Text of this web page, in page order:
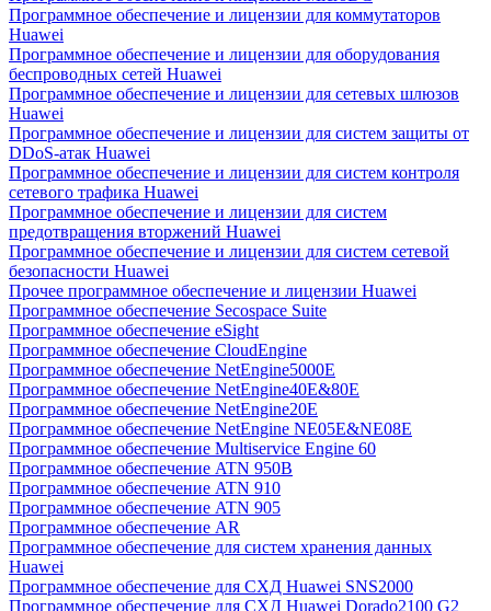
Программное обеспечение и лицензии для коммутаторов
Huawei
Программное обеспечение и лицензии для оборудования
беспроводных сетей Huawei
Программное обеспечение и лицензии для сетевых шлюзов
Huawei
Программное обеспечение и лицензии для систем защиты от
DDoS-атак Huawei
Программное обеспечение и лицензии для систем контроля
сетевого трафика Huawei
Программное обеспечение и лицензии для систем
предотвращения вторжений Huawei
Программное обеспечение и лицензии для систем сетевой
безопасности Huawei
Прочее программное обеспечение и лицензии Huawei
Программное обеспечение Secospace Suite
Программное обеспечение eSight
Программное обеспечение CloudEngine
Программное обеспечение NetEngine5000E
Программное обеспечение NetEngine40E&80E
Программное обеспечение NetEngine20E
Программное обеспечение NetEngine NE05E&NE08E
Программное обеспечение Multiservice Engine 60
Программное обеспечение ATN 950B
Программное обеспечение ATN 910
Программное обеспечение ATN 905
Программное обеспечение AR
Программное обеспечение для систем хранения данных
Huawei
Программное обеспечение для СХД Huawei SNS2000
Программное обеспечение для СХД Huawei Dorado2100 G2